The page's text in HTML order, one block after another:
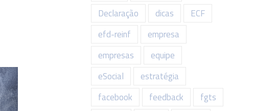
Declaração
dicas
ECF
efd-reinf
empresa
empresas
equipe
eSocial
estratégia
facebook
feedback
fgts